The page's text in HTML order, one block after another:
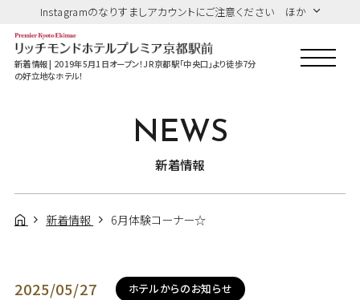
Instagramのなりすましアカウントにご注意ください ほか
新着情報 | 2019年5月1日オープン！JR京都駅「中央口」より徒歩7分
の好立地なホテル！
NEWS
新着情報
新着情報 6月体験コーナー☆
2025/05/27 ホテルからのお知らせ